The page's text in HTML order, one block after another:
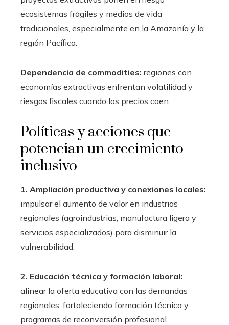
ecosistemas frágiles y medios de vida
tradicionales, especialmente en la Amazonía y la
región Pacífica.
Dependencia de commodities: regiones con
economías extractivas enfrentan volatilidad y
riesgos fiscales cuando los precios caen.
Políticas y acciones que
potencian un crecimiento
inclusivo
1. Ampliación productiva y conexiones locales:
impulsar el aumento de valor en industrias
regionales (agroindustrias, manufactura ligera y
servicios especializados) para disminuir la
vulnerabilidad.
2. Educación técnica y formación laboral:
alinear la oferta educativa con las demandas
regionales, fortaleciendo formación técnica y
programas de reconversión profesional.